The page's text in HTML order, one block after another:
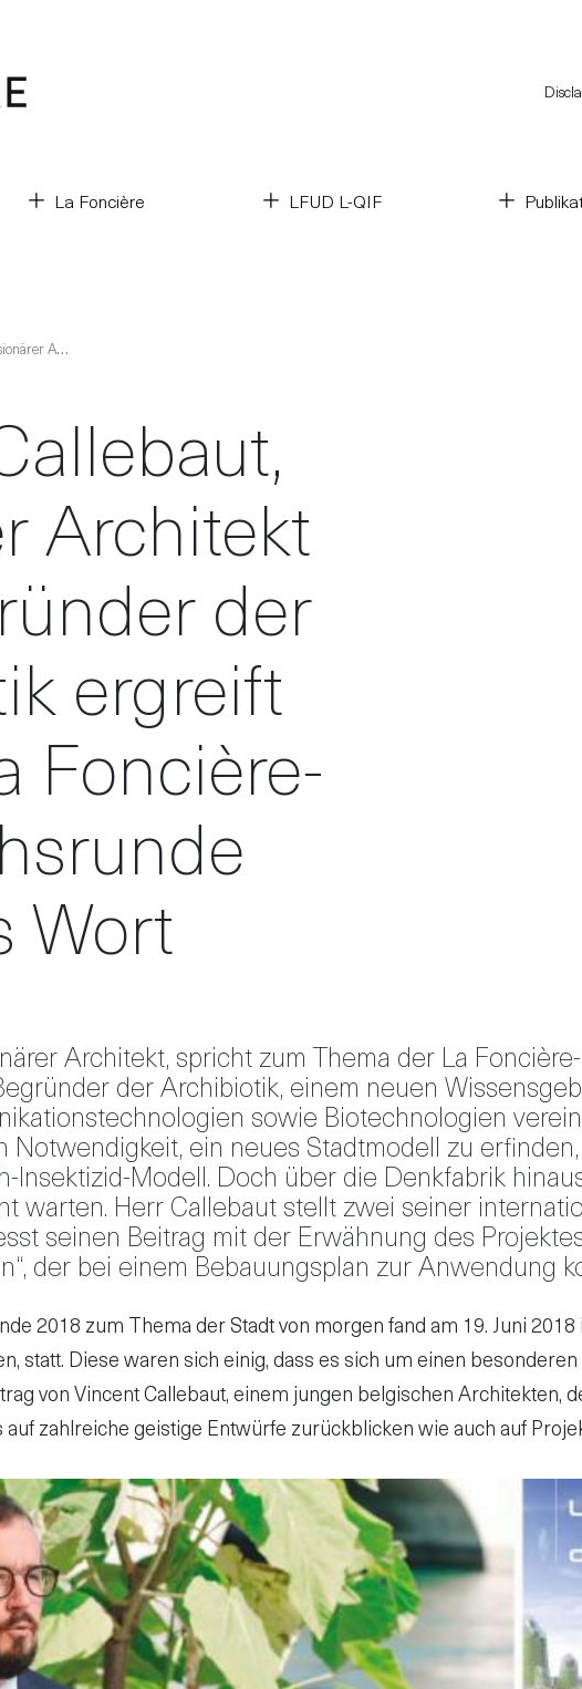
La Foncière LFUD L-QIF
V
incent Callebaut, visionärer Architekt und Begründer der Archibiotik ergreift an der La Foncière-Gesprächsrunde 2018 das Wort
Architekt
der
ergreift
Foncière-
Wort
Architekt, spricht zum Thema der La
der Archibiotik, einem neuen
sowie Biotechnologien
ein neues Stadtmodell zu
Insektizid-Modell. Doch über die Denkfabrik
warten. Herr Callebaut stellt zwei seiner
seinen Beitrag mit der Erwähnung des
der bei einem Bebauungsplan zur Anwendung
2018 zum Thema der Stadt von morgen fand am 19. Juni
statt. Diese waren sich einig, dass es sich um einen
von Vincent Callebaut, einem jungen belgischen Architekten,
zahlreiche geistige Entwürfe zurückblicken wie auch auf